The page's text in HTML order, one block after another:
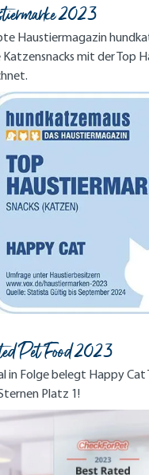
2023
Haustiermagazin
Katzensnacks mit der Top
Pet Food 2023
in Folge belegt Happy
Platz 1!
anzeigen